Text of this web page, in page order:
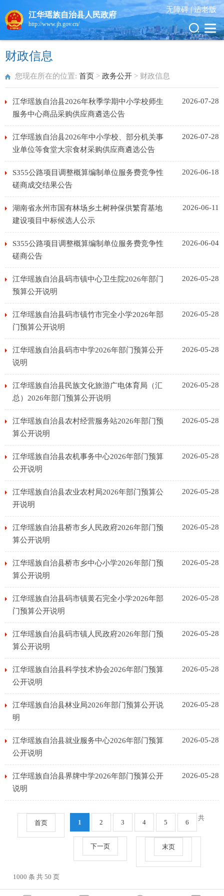
江华瑶族自治县人民政府
http://www.jh.gov.cn/
无障碍 |适老版
财政信息
您现在所在的位置: 首页 > 政务公开 > 财政信息
江华瑶族自治县2026年秋季学期中小学校师生
服务中心商品采购供应商遴选公告
2026-07-28
江华瑶族自治县2026年中小学校、部分机关事
业单位等食堂大宗食材采购供应商遴选公告
2026-07-28
S355公路项目调整概算编制单位服务费竞争性
磋商成交结果公告
2026-06-18
湖南省永州市国有林场乡土树种保供繁育基地
建设项目中标候选人公示
2026-06-11
S355公路项目调整概算编制单位服务费竞争性
磋商公告
2026-06-04
江华瑶族自治县码市镇中心卫生院2026年部门
预算公开说明
2026-05-28
江华瑶族自治县码市镇竹市完全小学2026年部
门预算公开说明
2026-05-28
江华瑶族自治县码市中学2026年部门预算公开
说明
2026-05-28
江华瑶族自治县民族文化旅游广电体育局（汇
总）2026年部门预算公开说明
2026-05-28
江华瑶族自治县农村经营服务站2026年部门预
算公开说明
2026-05-28
江华瑶族自治县农机事务中心2026年部门预算
公开说明
2026-05-28
江华瑶族自治县农业农村局2026年部门预算公
开说明
2026-05-28
江华瑶族自治县桥市乡人民政府2026年部门预
算公开说明
2026-05-28
江华瑶族自治县桥市乡中心小学2026年部门预
算公开说明
2026-05-28
江华瑶族自治县码市镇黄石完全小学2026年部
门预算公开说明
2026-05-28
江华瑶族自治县码市镇人民政府2026年部门预
算公开说明
2026-05-28
江华瑶族自治县科学技术协会2026年部门预算
公开说明
2026-05-28
江华瑶族自治县林业局2026年部门预算公开说
明
2026-05-28
江华瑶族自治县就业服务中心2026年部门预算
公开说明
2026-05-28
江华瑶族自治县界牌中学2026年部门预算公开
说明
2026-05-28
首页 1 2 3 4 5 6
下一页 末页
共
1000 条 共 50 页